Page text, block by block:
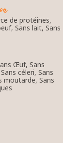
de protéines,
Sans lait, Sans
Œuf, Sans
céleri, Sans
moutarde, Sans